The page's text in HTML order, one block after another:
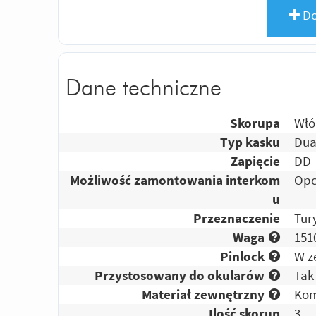
Dane techniczne
Skorupa
Typ kasku
Zapięcie
DD
Możliwość zamontowania interkom
u
Przeznaczenie
Waga
Pinlock
W
Przystosowany do okularów
Tak
Materiał zewnętrzny